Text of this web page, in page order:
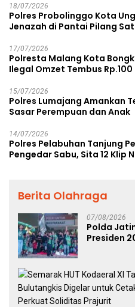
18/07/2026
Polres Probolinggo Kota
Jenazah di Pantai Pilang
17/07/2026
Polresta Malang Kota
Ilegal Omzet Tembus
15/07/2026
Polres Lumajang Amankan
Sasar Perempuan dan Anak
14/07/2026
Polres Pelabuhan Tanjung
Pengedar Sabu, Sita 12 Klip
Berita Olahraga
07/08/2026
Polda
Presiden